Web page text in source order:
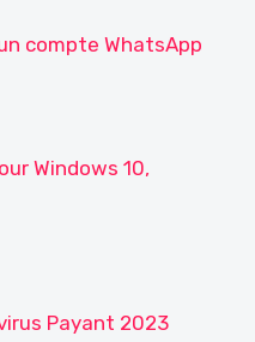
compte WhatsApp
Windows 10,
Payant 2023